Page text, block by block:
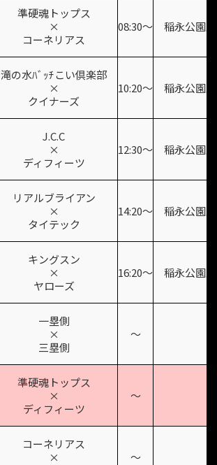
準硬魂トップス
×
コーネリアス
08:30〜 稲永公園
滝の水ﾊﾞｯﾁこい倶楽部
×
クイナーズ
10:20〜 稲永公園
J.C.C
×
ディフィーツ
12:30〜 稲永公園
リアルブライアン
×
タイテック
14:20〜 稲永公園
キングスン
×
ヤローズ
16:20〜 稲永公園
一塁側
×
三塁側
〜
準硬魂トップス
×
ディフィーツ
〜
コーネリアス
×
〜